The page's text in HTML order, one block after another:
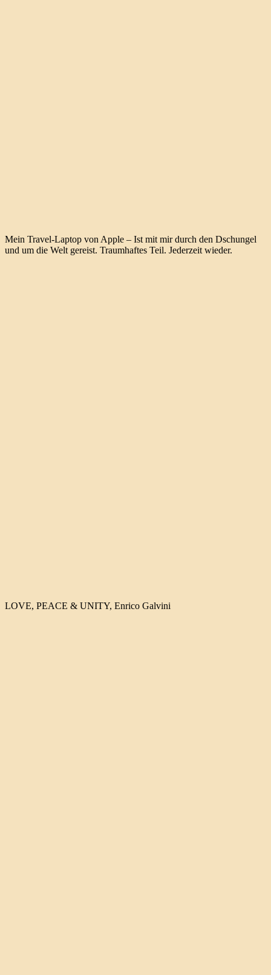
Mein Travel-Laptop von Apple – Ist mit mir durch den Dschungel
und um die Welt gereist. Traumhaftes Teil. Jederzeit wieder.
LOVE, PEACE & UNITY, Enrico Galvini